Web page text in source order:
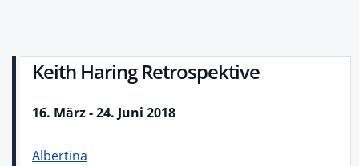
Keith Haring Retrospektive
16. März - 24. Juni 2018
Albertina